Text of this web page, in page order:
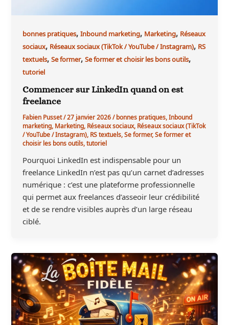
bonnes pratiques,Inbound marketing, Marketing, Réseaux
sociaux, Réseaux sociaux (TikTok / YouTube / Instagram), RS
textuels,Se former,Se former et choisir les bons outils,
tutoriel
Commencer sur LinkedIn quand on est
freelance
Fabien Pusset/27 janvier 2026/bonnes pratiques,Inbound
marketing,Marketing,Réseaux sociaux,Réseaux sociaux (TikTok
/ YouTube / Instagram),RS textuels,Se former,Se former et
choisir les bons outils,tutoriel
Pourquoi LinkedIn est indispensable pour un
freelance LinkedIn n’est pas qu’un carnet d’adresses
numérique : c’est une plateforme professionnelle
qui permet aux freelances d’asseoir leur crédibilité
et de se rendre visibles auprès d’un large réseau
ciblé.